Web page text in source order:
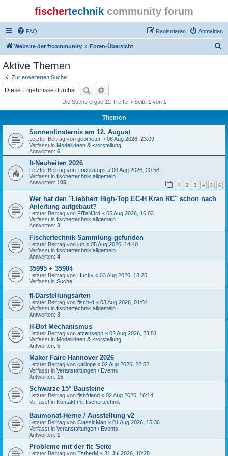
fischertechnik community forum
FAQ Anmelden
Registrieren
Website der ftcommunity Foren-Übersicht
Aktive Themen
Zur erweiterten Suche
Suche
Die Suche ergab 12 Treffer • Seite 1 von 1
Themen
Sonnenfinsternis am 12. August
Letzter Beitrag von geometer « 06 Aug 2026, 23:09
Verfasst in Modellideen & -vorstellung
Antworten: 6
ft-Neuheiten 2026
Letzter Beitrag von Triceratops « 06 Aug 2026, 20:58
Verfasst in fischertechnik allgemein
Antworten: 105 1 2 3 4 5 6
Wer hat den "Liebherr High-Top EC-H Kran RC" schon nach
Anleitung aufgebaut?
Letzter Beitrag von FiTeN3rd « 05 Aug 2026, 16:03
Verfasst in fischertechnik allgemein
Antworten: 3
Fischertechnik Sammlung gefunden
Letzter Beitrag von juh « 05 Aug 2026, 14:40
Verfasst in fischertechnik allgemein
Antworten: 4
35995 + 35984
Letzter Beitrag von Hucky « 03 Aug 2026, 18:25
Verfasst in Suche
ft-Darstellungsarten
Letzter Beitrag von fisch-d « 03 Aug 2026, 01:04
Verfasst in fischertechnik allgemein
Antworten: 3
H-Bot Mechanismus
Letzter Beitrag von atzensepp « 02 Aug 2026, 23:51
Verfasst in Modellideen & -vorstellung
Antworten: 5
Maker Faire Hannover 2026
Letzter Beitrag von calliope « 02 Aug 2026, 22:52
Verfasst in Veranstaltungen / Events
Antworten: 15
Schwarze 15° Bausteine
Letzter Beitrag von fishfriend « 02 Aug 2026, 16:14
Verfasst in Kontakt mit fischertechnik
Baumonat-Herne / Ausstellung v2
Letzter Beitrag von ClassicMan « 01 Aug 2026, 15:36
Verfasst in Veranstaltungen / Events
Antworten: 1
Probleme mit der ftc Seite
Letzter Beitrag von EstherM « 31 Jul 2026, 10:28